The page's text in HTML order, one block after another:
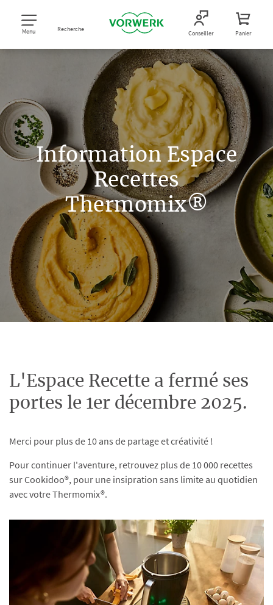
Menu Recherche Conseiller Panier
Information Espace
Recettes
Thermomix®
L'Espace Recette a fermé ses
portes le 1er décembre 2025.
Merci pour plus de 10 ans de partage et créativité !
Pour continuer l'aventure, retrouvez plus de 10 000 recettes
sur Cookidoo®, pour une insipration sans limite au quotidien
avec votre Thermomix®.